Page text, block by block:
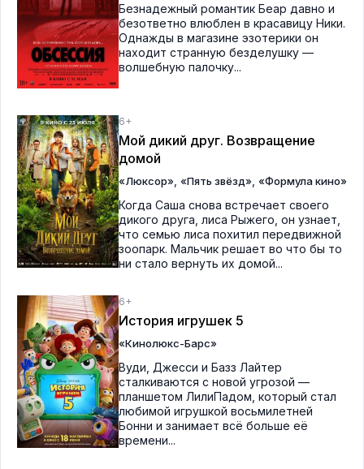
Безнадежный романтик Беар давно и
безответно влюблен в красавицу Ники.
Однажды в магазине эзотерики он
находит странную безделушку —
волшебную палочку...
6+
Мой дикий друг. Возвращение
домой
«Люксор» «Пять звёзд» «Формула кино»
Когда Саша снова встречает своего
дикого друга, лиса Рыжего, он узнает,
что семью лиса похитил передвижной
зоопарк. Мальчик решает во что бы то
ни стало вернуть их домой...
6+
История игрушек 5
«Кинолюкс-Барс»
Вуди, Джесси и Базз Лайтер
сталкиваются с новой угрозой —
планшетом ЛилиПадом, который стал
любимой игрушкой восьмилетней
Бонни и занимает всё больше её
времени...